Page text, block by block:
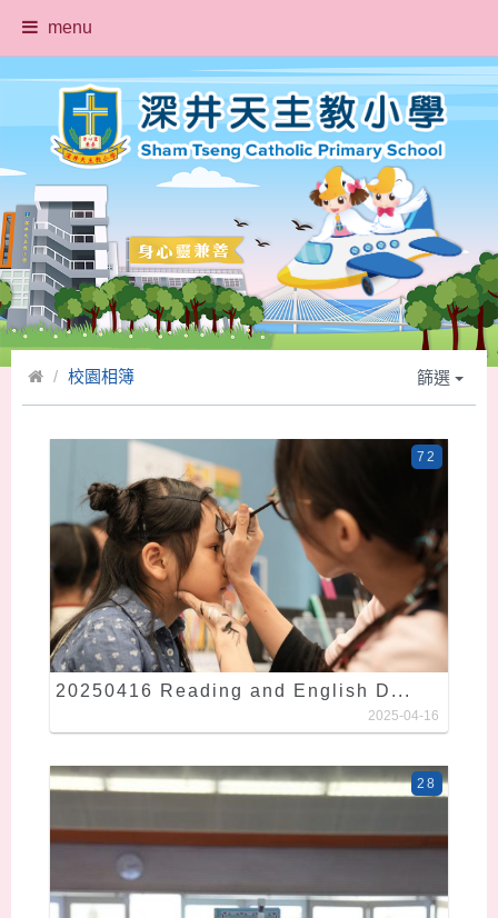
menu
校園相簿 篩選
20250416 Reading and English D...
72
2025-04-16
28